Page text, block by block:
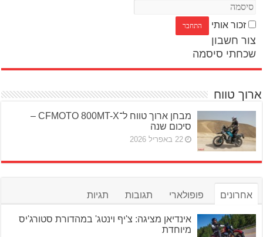
זכור אותי
צור חשבון
שכחתי סיסמה
ארוך טווח
מבחן ארוך טווח ל־CFMOTO 800MT-X –
סיכום שנה
22 באפריל 2026
אחרונים פופולארי תגובות תגיות
אינדיאן מציגה: צ'יף וינטג' במהדורת סטורג'יס
מיוחדת